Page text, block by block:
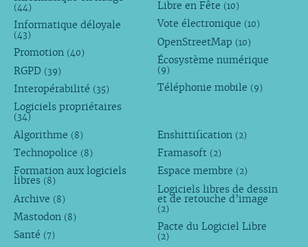
(44)
Informatique déloyale
(43)
Promotion (40)
RGPD (39)
Interopérabilité (35)
Logiciels propriétaires
(34)
Libre en Fête (10)
Vote électronique (10)
OpenStreetMap (10)
Écosystème numérique
(9)
Téléphonie mobile (9)
Algorithme (8)
Technopolice (8)
Formation aux logiciels
libres (8)
Archive (8)
Mastodon (8)
Santé (7)
Enshittification (2)
Framasoft (2)
Espace membre (2)
Logiciels libres de dessin
et de retouche d’image
(2)
Pacte du Logiciel Libre
(2)